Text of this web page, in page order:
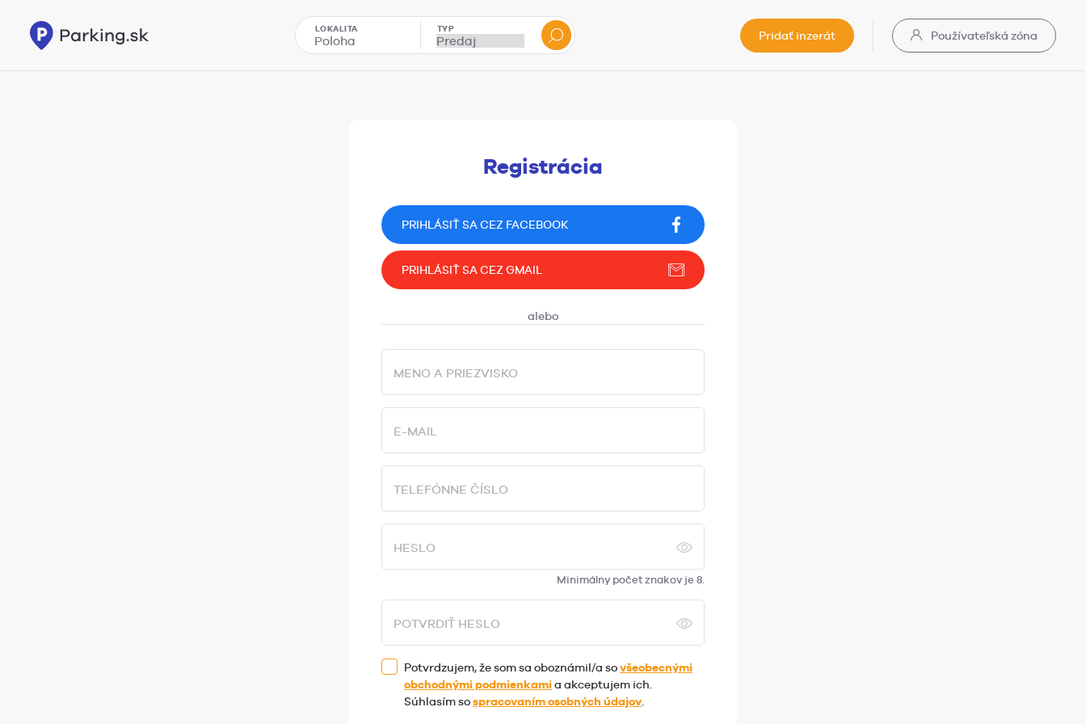
LOKALITA TYP
Pridať inzerát Používateľská zóna
Registrácia
PRIHLÁSIŤ SA CEZ FACEBOOK
PRIHLÁSIŤ SA CEZ GMAIL
MENO A PRIEZVISKO
E-MAIL
TELEFÓNNE ČÍSLO
HESLO
Minimálny počet znakov je 8.
POTVRDIŤ HESLO
Potvrdzujem, že som sa oboznámil/a sovšeobecnými
obchodnými podmienkamia akceptujem ich.
Súhlasím sospracovaním osobných údajov